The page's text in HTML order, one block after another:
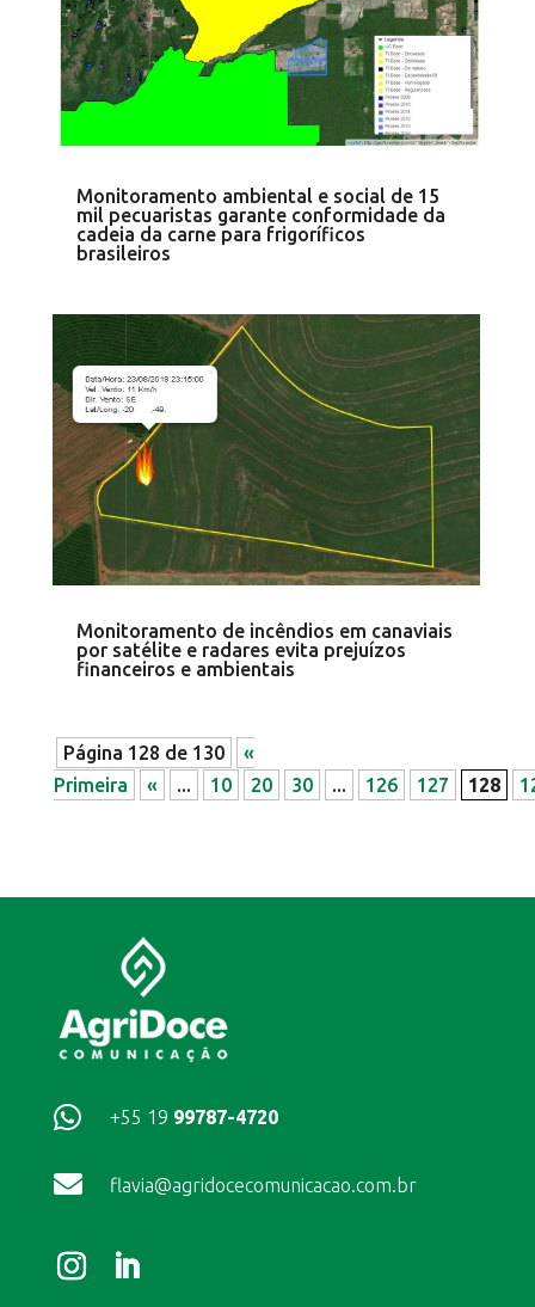
Monitoramento ambiental e social de 15
mil pecuaristas garante conformidade da
cadeia da carne para frigoríficos
brasileiros
Monitoramento de incêndios em canaviais
por satélite e radares evita prejuízos
financeiros e ambientais
Página 128 de 130
«
Primeira
« ... 10 20 30 ... 126 127 128
 +55 19 99787-4720
 flavia@agridocecomunicacao.com.br